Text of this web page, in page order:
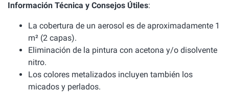
Información Técnica y Consejos Útiles:
La cobertura de un aerosol es de aproximadamente 1
m² (2 capas).
Eliminación de la pintura con acetona y/o disolvente
nitro.
Los colores metalizados incluyen también los
micados y perlados.